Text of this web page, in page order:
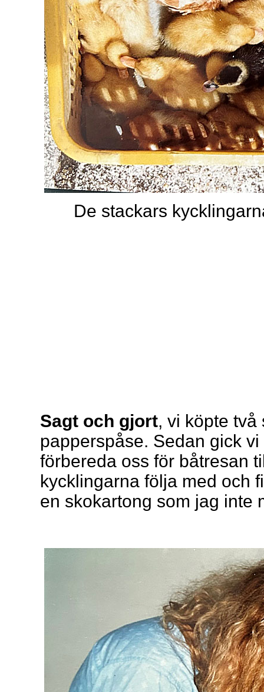
De stackars
Sagt och gjort, vi köpte två
papperspåse. Sedan gick
förbereda oss för båtresan
kycklingarna följa med och
en skokartong som jag inte